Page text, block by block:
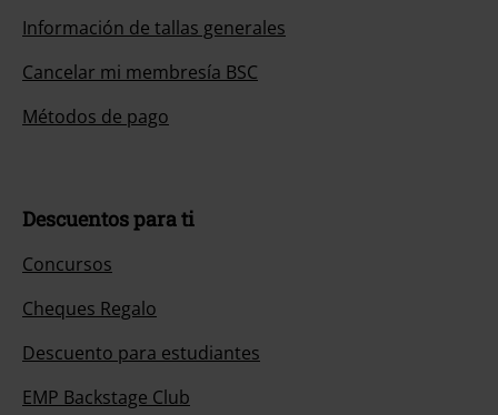
Información de tallas generales
Cancelar mi membresía BSC
Métodos de pago
Descuentos para ti
Concursos
Cheques Regalo
Descuento para estudiantes
EMP Backstage Club